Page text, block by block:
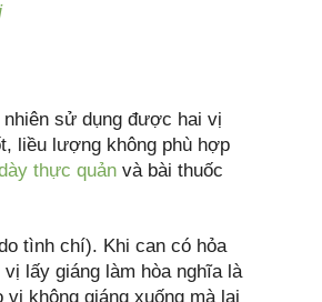
nhiên sử dụng được hai vị
liều lượng không phù hợp
thực quản và bài thuốc
tình chí). Khi can có hỏa
lấy giáng làm hòa nghĩa là
không giáng xuống mà lại